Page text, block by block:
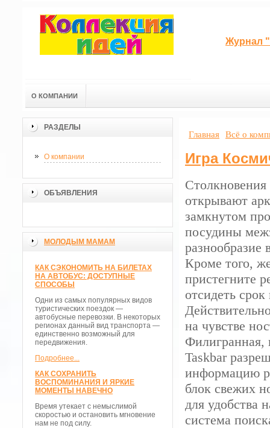
Журнал
О КОМПАНИИ
РАЗДЕЛЫ
О компании
ОБЪЯВЛЕНИЯ
МОЛОДЫМ МАМАМ
КАК СЭКОНОМИТЬ НА БИЛЕТАХ
НА АВТОБУС: ДОСТУПНЫЕ
СПОСОБЫ
Одни из самых популярных видов
туристических поездок —
автобусные перевозки. В некоторых
регионах данный вид транспорта —
единственно возможный для
передвижения.
Подробнее...
КАК СОХРАНИТЬ
ВОСПОМИНАНИЯ И ЯРКИЕ
МОМЕНТЫ НАВЕЧНО
Время утекает с немыслимой
скоростью и остановить мгновение
нам не под силу.
Главная Всё о
Игра
открывают
замкнутом
посудины
разнообразие
Кроме того,
пристегните
отсидеть
на чувстве
Филигранная,
Taskbar
информацию
блок свежих
для удобства
система